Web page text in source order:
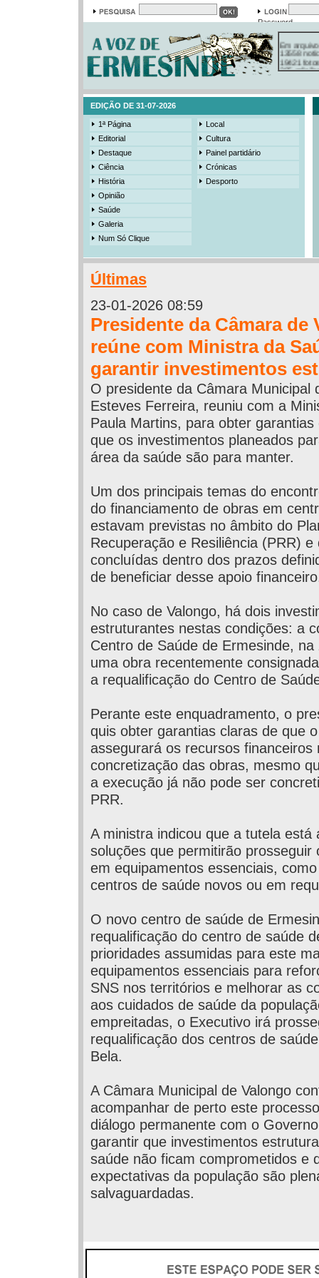
Password
Em arquivo
13558
19421
385
EDIÇÃO DE 31-07-2026
1ª Página
Editorial
Destaque
Ciência
História
Opinião
Saúde
Galeria
Num Só Clique
Local
Cultura
Painel partidário
Crónicas
Desporto
Últimas
23-01-2026 08:59
Presidente da Câmara de
reúne com Ministra da
garantir investimentos
O presidente da Câmara Municipal
Esteves Ferreira, reuniu com a
Paula Martins, para obter
que os investimentos planeados
área da saúde são para manter.
Um dos principais temas do
do financiamento de obras em
estavam previstas no âmbito do
Recuperação e Resiliência (PRR)
concluídas dentro dos prazos
de beneficiar desse apoio
No caso de Valongo, há dois
estruturantes nestas condições: a
Centro de Saúde de Ermesinde,
uma obra recentemente
a requalificação do Centro de
Perante este enquadramento, o
quis obter garantias claras de que
assegurará os recursos financeiros
concretização das obras, mesmo
a execução já não pode ser
PRR.
A ministra indicou que a tutela está
soluções que permitirão prosseguir
em equipamentos essenciais,
centros de saúde novos ou em
O novo centro de saúde de
requalificação do centro de saúde
prioridades assumidas para este
equipamentos essenciais para
SNS nos territórios e melhorar as
aos cuidados de saúde da
empreitadas, o Executivo irá
requalificação dos centros de
Bela.
A Câmara Municipal de Valongo
acompanhar de perto este
diálogo permanente com o
garantir que investimentos
saúde não ficam comprometidos e
expectativas da população são
salvaguardadas.